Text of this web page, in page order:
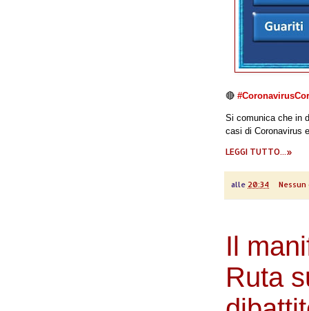
🔴
Si comunica che in
casi di Coronavirus
LEGGI TUTTO...»
alle 20:34
Il
Ruta